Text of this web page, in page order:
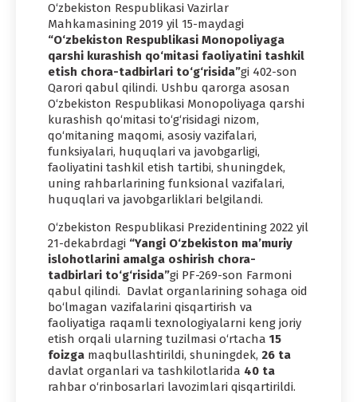
O‘zbekiston Respublikasi Vazirlar
Mahkamasining 2019 yil 15-maydagi
“O‘zbekiston Respublikasi Monopoliyaga
qarshi kurashish qo‘mitasi faoliyatini tashkil
etish chora-tadbirlari to‘g‘risida”gi 402-son
Qarori qabul qilindi. Ushbu qarorga asosan
O‘zbekiston Respublikasi Monopoliyaga qarshi
kurashish qo‘mitasi to‘g‘risidagi nizom,
qo‘mitaning maqomi, asosiy vazifalari,
funksiyalari, huquqlari va javobgarligi,
faoliyatini tashkil etish tartibi, shuningdek,
uning rahbarlarining funksional vazifalari,
huquqlari va javobgarliklari belgilandi.
O‘zbekiston Respublikasi Prezidentining 2022 yil
21-dekabrdagi “Yangi O‘zbekiston ma’muriy
islohotlarini amalga oshirish chora-
tadbirlari to‘g‘risida”gi PF-269-son Farmoni
qabul qilindi. Davlat organlarining sohaga oid
bo‘lmagan vazifalarini qisqartirish va
faoliyatiga raqamli texnologiyalarni keng joriy
etish orqali ularning tuzilmasi o‘rtacha 15
foizga maqbullashtirildi, shuningdek, 26 ta
davlat organlari va tashkilotlarida 40 ta
rahbar o‘rinbosarlari lavozimlari qisqartirildi.